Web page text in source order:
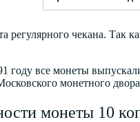
регулярного чекана.
году все монеты
монетного
монеты 10